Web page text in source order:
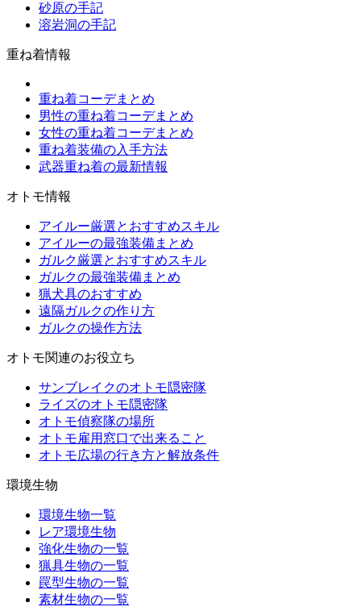
砂原の手記
溶岩洞の手記
重ね着情報
重ね着コーデまとめ
男性の重ね着コーデまとめ
女性の重ね着コーデまとめ
重ね着装備の入手方法
武器重ね着の最新情報
オトモ情報
アイルー厳選とおすすめスキル
アイルーの最強装備まとめ
ガルク厳選とおすすめスキル
ガルクの最強装備まとめ
猟犬具のおすすめ
遠隔ガルクの作り方
ガルクの操作方法
オトモ関連のお役立ち
サンブレイクのオトモ隠密隊
ライズのオトモ隠密隊
オトモ偵察隊の場所
オトモ雇用窓口で出来ること
オトモ広場の行き方と解放条件
環境生物
環境生物一覧
レア環境生物
強化生物の一覧
猟具生物の一覧
罠型生物の一覧
素材生物の一覧